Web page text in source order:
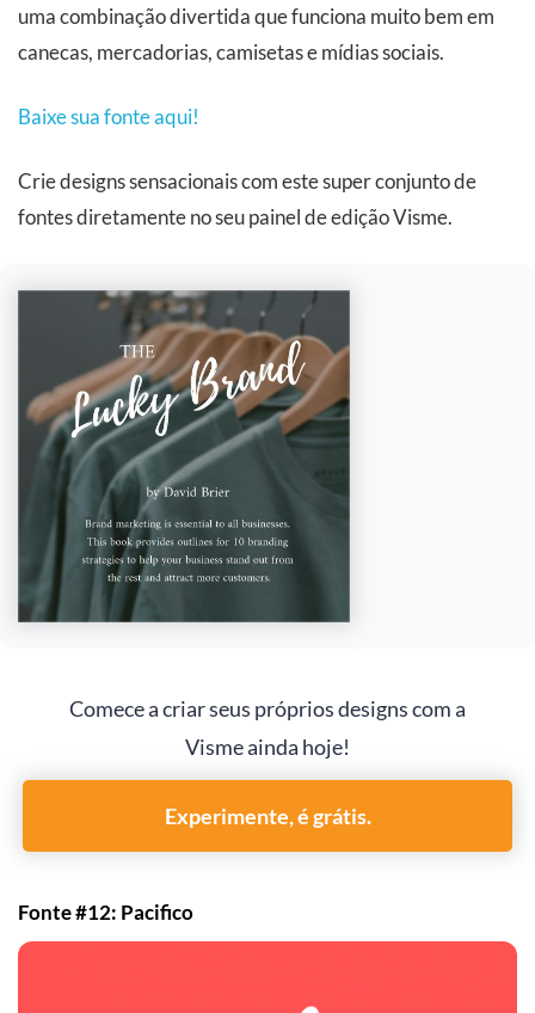
uma combinação divertida que funciona muito bem em
canecas, mercadorias, camisetas e mídias sociais.
Baixe sua fonte aqui!
Crie designs sensacionais com este super conjunto de
fontes diretamente no seu painel de edição Visme.
Comece a criar seus próprios designs com a
Visme ainda hoje!
Experimente, é grátis.
Fonte #12: Pacifico